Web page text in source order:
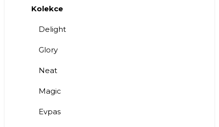
Kolekce
Delight
Glory
Neat
Magic
Evpas